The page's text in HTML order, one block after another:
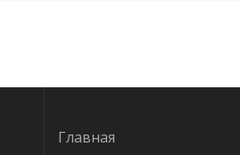
Главная